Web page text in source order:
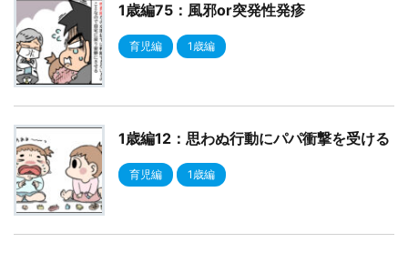
1歳編75：風邪or突発性発疹
育児編 1歳編
1歳編12：思わぬ行動にパパ衝撃を受ける
育児編 1歳編